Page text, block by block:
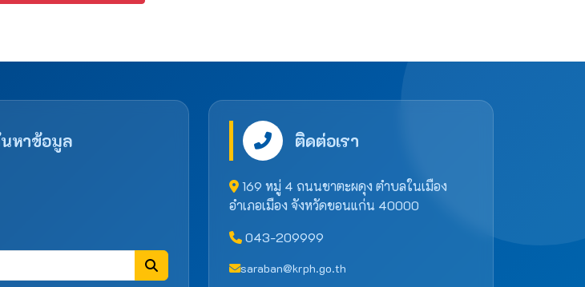
หาข้อมูล ติดต่อเรา
169 หมู่ 4 ถนนชาตะผดุง ตำบลในเมือง
อำเภอเมือง จังหวัดขอนแก่น 40000
043-209999
saraban@krph.go.th